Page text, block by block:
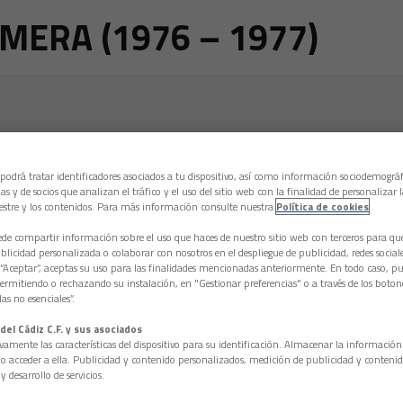
(1976 – 1977)
victoria en Carranza por 2 a 0 ante el Tarrasa CF. Será la
María García, como entrenador. Se alcanzan los diez mil
o Mané, aunque hubo que reforzarla durante la marcha,
quizás con menos prestaciones, pero muy curtido,
segundo, gracias al triunfo sobre el Tarrasa CF, por 2 a
(Ramón Blanco). Los goles fueron de Ortega y Villalba.
Una gesta pionera, inolvidable, que se celebra con gran
primera participación del Cádiz CF en el Trofeo Carranza. Hay
podrá tratar identificadores asociados a tu dispositivo, así como información
y de socios que analizan el tráfico y el uso del sitio web con la finalidad de personalizar
y los contenidos. Para más información consulte nuestra Política de cookies
compartir información sobre el uso que haces de nuestro sitio web con terceros para
personalizada o colaborar con nosotros en el despliegue de publicidad, redes
aceptas su uso para las finalidades mencionadas anteriormente. En todo caso,
o rechazando su instalación, en "Gestionar preferencias" o a través de los
no esenciales”.
Cádiz C.F. y sus asociados
las características del dispositivo para su identificación. Almacenar la
acceder a ella. Publicidad y contenido personalizados, medición de publicidad y
desarrollo de servicios.